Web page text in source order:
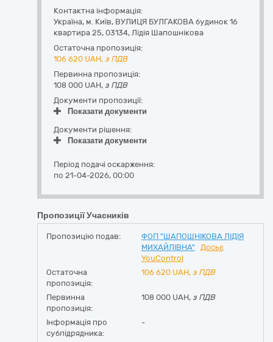
Контактна інформація:
Україна, м. Київ, ВУЛИЦЯ БУЛГАКОВА будинок 16
квартира 25, 03134, Лідія Шапошнікова
Остаточна пропозиція:
106 620 UAH, з ПДВ
Первинна пропозиція:
108 000 UAH, з ПДВ
Документи пропозиції:
Показати документи
Документи рішення:
Показати документи
Період подачі оскарження:
по 21-04-2026, 00:00
Пропозиції Учасників
Пропозицію подав:
ФОП "ШАПОШНІКОВА ЛІДІЯ
МИХАЙЛІВНА"
Досьє
YouControl
Остаточна
пропозиція:
106 620 UAH, з ПДВ
Первинна
пропозиція:
108 000 UAH, з ПДВ
Інформація про
субпідрядника:
-